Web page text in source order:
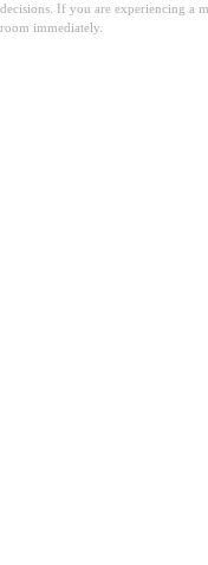
decisions. If you are experiencing a
room immediately.